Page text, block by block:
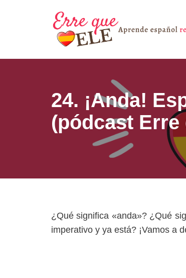
contenido
24. ¡Anda!
(pódcast Erre
¿Qué significa «anda»? ¿Qué
imperativo y ya está? ¡Vamos a